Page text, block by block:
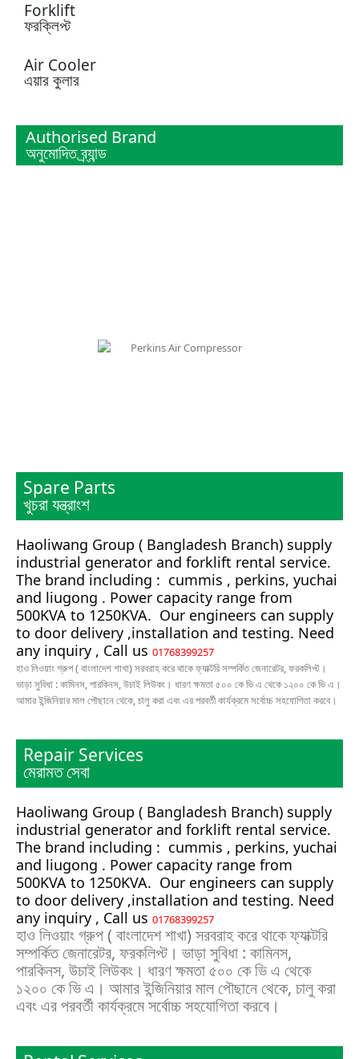
Forklift
ফরক্লিপ্ট
Air Cooler
এয়ার কুলার
Authorised Brand
অনুমোদিত ব্র্যান্ড
Spare Parts
খুচরা যন্ত্রাংশ
Haoliwang Group ( Bangladesh Branch) supply
industrial generator and forklift rental service.
The brand including : cummis , perkins, yuchai
and liugong . Power capacity range from
500KVA to 1250KVA. Our engineers can supply
to door delivery ,installation and testing. Need
any inquiry , Call us 01768399257
হাও লিওয়াং গ্রুপ ( বাংলাদেশ শাখা) সরবরাহ করে থাকে ফ্যাক্টরি সম্পর্কিত জেনারেটর, ফরকলিপ্ট।
ভাড়া সুবিধা : কামিনস, পারকিনস, উচাই লিউকং। ধারণ ক্ষমতা ৫০০ কে ভি এ থেকে ১২০০ কে ভি এ।
আমার ইন্জিনিয়ার মাল পৌছানে থেকে, চালু করা এবং এর পরবর্তী কার্যক্রমে সর্বোচ্চ সহযোগিতা করবে।
Repair Services
মেরামত সেবা
Haoliwang Group ( Bangladesh Branch) supply
industrial generator and forklift rental service.
The brand including : cummis , perkins, yuchai
and liugong . Power capacity range from
500KVA to 1250KVA. Our engineers can supply
to door delivery ,installation and testing. Need
any inquiry , Call us 01768399257
হাও লিওয়াং গ্রুপ ( বাংলাদেশ শাখা) সরবরাহ করে থাকে ফ্যাক্টরি
সম্পর্কিত জেনারেটর, ফরকলিপ্ট। ভাড়া সুবিধা : কামিনস,
পারকিনস, উচাই লিউকং। ধারণ ক্ষমতা ৫০০ কে ভি এ থেকে
১২০০ কে ভি এ। আমার ইন্জিনিয়ার মাল পৌছানে থেকে, চালু করা
এবং এর পরবর্তী কার্যক্রমে সর্বোচ্চ সহযোগিতা করবে।